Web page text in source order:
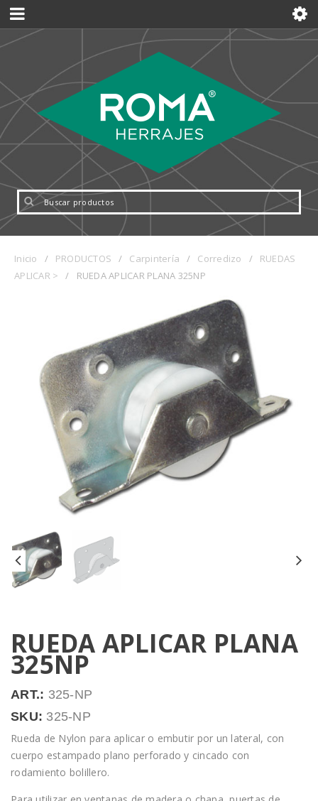
Inicio / PRODUCTOS / Carpintería / Corredizo /
RUEDAS
APLICAR >
/ RUEDA APLICAR PLANA 325NP
RUEDA APLICAR PLANA
325NP
ART.: 325-NP
SKU: 325-NP
Rueda de Nylon para aplicar o embutir por un lateral, con
cuerpo estampado plano perforado y cincado con
rodamiento bolillero.